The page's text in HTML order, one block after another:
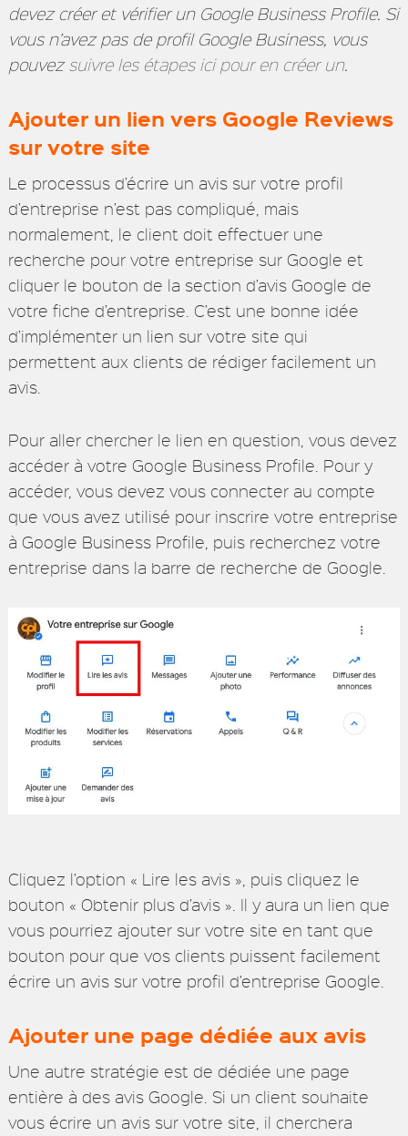
devez créer et vérifier un Google Business Profile. Si
vous n’avez pas de profil Google Business, vous
pouvezsuivre les étapes ici pour en créer un.
Ajouter un lien vers Google Reviews
sur votre site
Le processus d’écrire un avis sur votre profil
d’entreprise n’est pas compliqué, mais
normalement, le client doit effectuer une
recherche pour votre entreprise sur Google et
cliquer le bouton de la section d’avis Google de
votre fiche d’entreprise. C’est une bonne idée
d’implémenter un lien sur votre site qui
permettent aux clients de rédiger facilement un
avis.
Pour aller chercher le lien en question, vous devez
accéder à votre Google Business Profile. Pour y
accéder, vous devez vous connecter au compte
que vous avez utilisé pour inscrire votre entreprise
à Google Business Profile, puis recherchez votre
entreprise dans la barre de recherche de Google.
Cliquez l’option « Lire les avis », puis cliquez le
bouton « Obtenir plus d’avis ». Il y aura un lien que
vous pourriez ajouter sur votre site en tant que
bouton pour que vos clients puissent facilement
écrire un avis sur votre profil d’entreprise Google.
Ajouter une page dédiée aux avis
Une autre stratégie est de dédiée une page
entière à des avis Google. Si un client souhaite
vous écrire un avis sur votre site, il cherchera